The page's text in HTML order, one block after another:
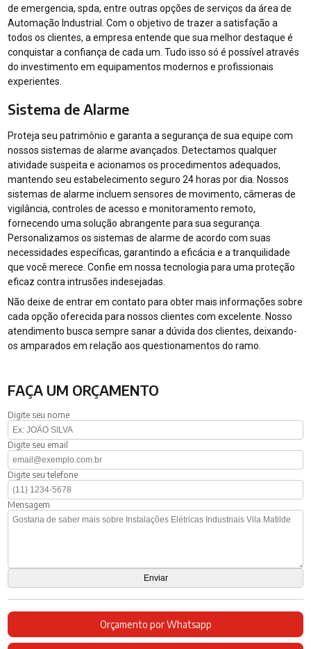
de emergencia, spda, entre outras opções de serviços da área de
Automação Industrial. Com o objetivo de trazer a satisfação a
todos os clientes, a empresa entende que sua melhor destaque é
conquistar a confiança de cada um. Tudo isso só é possível através
do investimento em equipamentos modernos e profissionais
experientes.
Sistema de Alarme
Proteja seu patrimônio e garanta a segurança de sua equipe com
nossos sistemas de alarme avançados. Detectamos qualquer
atividade suspeita e acionamos os procedimentos adequados,
mantendo seu estabelecimento seguro 24 horas por dia. Nossos
sistemas de alarme incluem sensores de movimento, câmeras de
vigilância, controles de acesso e monitoramento remoto,
fornecendo uma solução abrangente para sua segurança.
Personalizamos os sistemas de alarme de acordo com suas
necessidades específicas, garantindo a eficácia e a tranquilidade
que você merece. Confie em nossa tecnologia para uma proteção
eficaz contra intrusões indesejadas.
Não deixe de entrar em contato para obter mais informações sobre
cada opção oferecida para nossos clientes com excelente. Nosso
atendimento busca sempre sanar a dúvida dos clientes, deixando-
os amparados em relação aos questionamentos do ramo.
FAÇA UM ORÇAMENTO
Digite seu nome
Digite seu email
Digite seu telefone
Mensagem
Orçamento por Whatsapp